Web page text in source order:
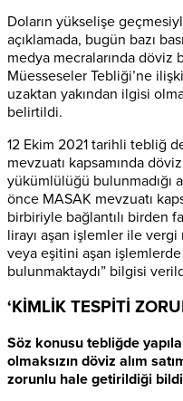
Doların yükselişe
açıklamada, bugün bazı
medya mecralarında döviz
Müesseseler Tebliği’ne
uzaktan yakından ilgisi
belirtildi.
12 Ekim 2021 tarihli tebliğ
mevzuatı kapsamında
yükümlülüğü bulunmadığı
önce MASAK mevzuatı
birbiriyle bağlantılı birden
lirayı aşan işlemler ile vergi
veya eşitini aşan
bulunmaktaydı” bilgisi
‘KİMLİK TESPİTİ
Söz konusu tebliğde
olmaksızın döviz alım
zorunlu hale getirildiği